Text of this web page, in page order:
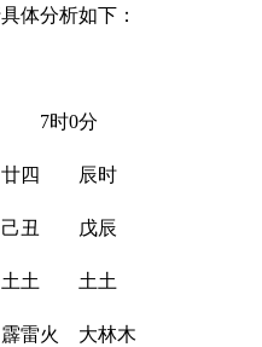
体分析如下：
7时0分
廿四 辰时
己丑 戊辰
土土 土土
霹雷火 大林木